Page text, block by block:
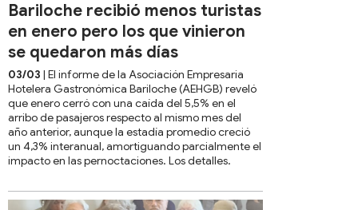
Bariloche recibió menos turistas
en enero pero los que vinieron
se quedaron más días
03/03 | El informe de la Asociación Empresaria
Hotelera Gastronómica Bariloche (AEHGB) reveló
que enero cerró con una caída del 5,5% en el
arribo de pasajeros respecto al mismo mes del
año anterior, aunque la estadía promedio creció
un 4,3% interanual, amortiguando parcialmente el
impacto en las pernoctaciones. Los detalles.